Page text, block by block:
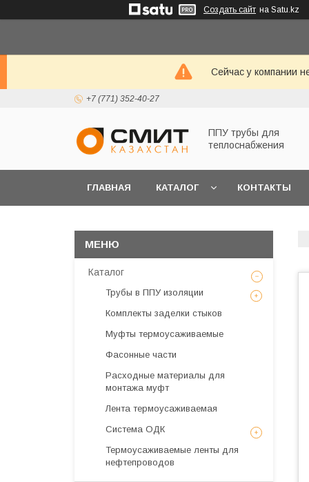
Создать сайт на Satu.kz
Сейчас у компании
+7 (771) 352-40-27
ППУ трубы для
теплоснабжения
ГЛАВНАЯ КАТАЛОГ КОНТАКТЫ
Каталог
Трубы в ППУ изоляции
Комплекты заделки стыков
Муфты термоусаживаемые
Фасонные части
Расходные материалы для
монтажа муфт
Лента термоусаживаемая
Система ОДК
Термоусаживаемые ленты для
нефтепроводов